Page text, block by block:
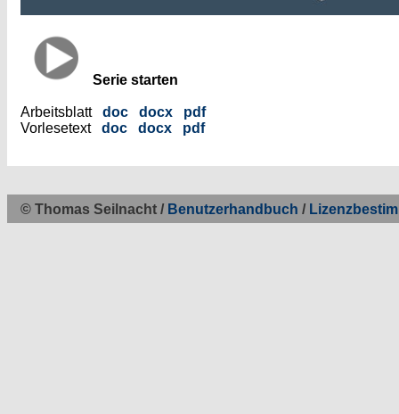
Serie starten
Arbeitsblatt doc docx
pdf
Vorlesetext doc docx pdf
© Thomas Seilnacht / Benutzerhandbuch /